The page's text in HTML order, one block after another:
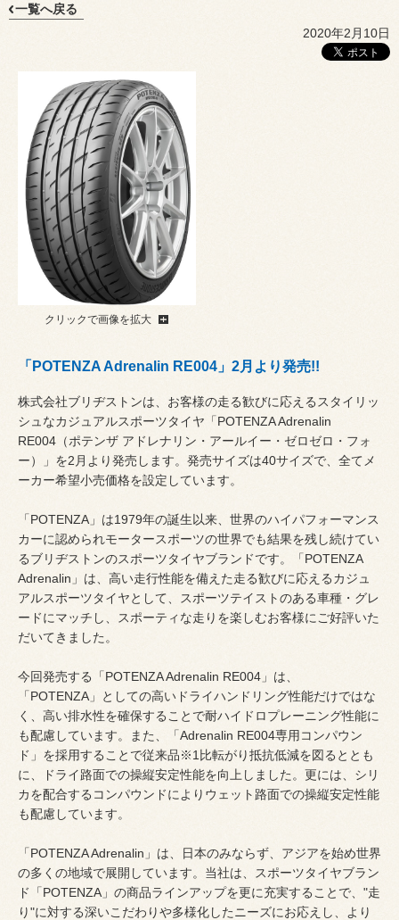
一覧へ戻る
2020年2月10日
クリックで画像を拡大
「POTENZA Adrenalin RE004」2月より発売!!
株式会社ブリヂストンは、お客様の走る歓びに応えるスタイリッ
シュなカジュアルスポーツタイヤ「POTENZA Adrenalin
RE004（ポテンザ アドレナリン・アールイー・ゼロゼロ・フォ
ー）」を2月より発売します。発売サイズは40サイズで、全てメ
ーカー希望小売価格を設定しています。
「POTENZA」は1979年の誕生以来、世界のハイパフォーマンス
カーに認められモータースポーツの世界でも結果を残し続けてい
るブリヂストンのスポーツタイヤブランドです。「POTENZA
Adrenalin」は、高い走行性能を備えた走る歓びに応えるカジュ
アルスポーツタイヤとして、スポーツテイストのある車種・グレ
ードにマッチし、スポーティな走りを楽しむお客様にご好評いた
だいてきました。
今回発売する「POTENZA Adrenalin RE004」は、
「POTENZA」としての高いドライハンドリング性能だけではな
く、高い排水性を確保することで耐ハイドロプレーニング性能に
も配慮しています。また、「Adrenalin RE004専用コンパウン
ド」を採用することで従来品※1比転がり抵抗低減を図るととも
に、ドライ路面での操縦安定性能を向上しました。更には、シリ
カを配合するコンパウンドによりウェット路面での操縦安定性能
も配慮しています。
「POTENZA Adrenalin」は、日本のみならず、アジアを始め世界
の多くの地域で展開しています。当社は、スポーツタイヤブラン
ド「POTENZA」の商品ラインアップを更に充実することで、"走
り"に対する深いこだわりや多様化したニーズにお応えし、より